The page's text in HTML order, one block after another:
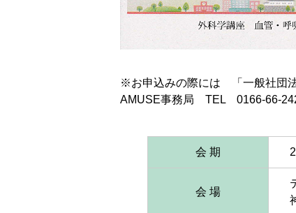
※お申込みの際には 「一般社団法
AMUSE事務局 TEL 0166-66-
会 期
会 場